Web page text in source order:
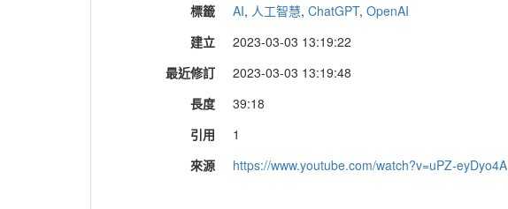
標籤
AI, 人工智慧, ChatGPT, OpenAI
建立
2023-03-03 13:19:22
最近修訂
2023-03-03 13:19:48
長度
39:18
引用
1
來源
https://www.youtube.com/watch?v=uPZ-eyDyo4A